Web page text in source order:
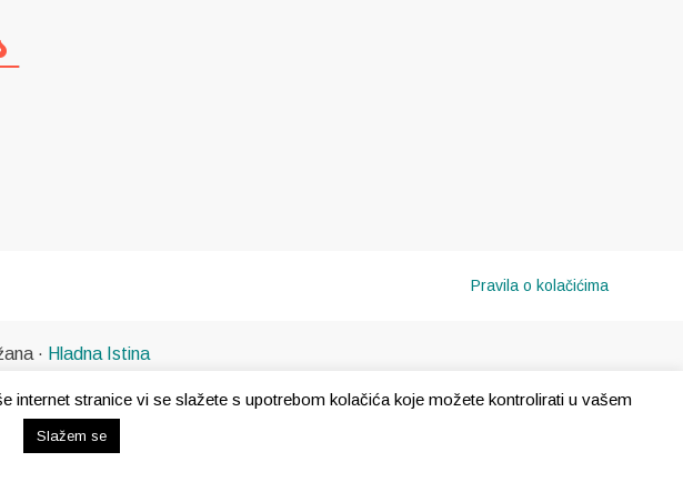
Pravila o kolačićima
internet stranice vi se slažete s upotrebom kolačića koje možete kontrolirati u vašem
Slažem se
· Hladna Istina